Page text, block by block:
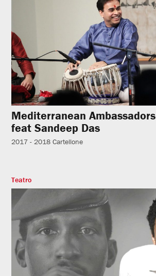
Mediterranean Ambassadors
feat Sandeep Das
2017 - 2018 Cartellone
Teatro